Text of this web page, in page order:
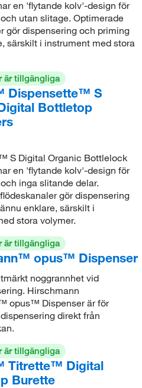
en 'flytande kolv'-design för
utan slitage. Optimerade
gör dispensering och priming
särskilt i instrument med stora
är tillgängliga
Dispensette™ S
Bottletop
S Digital Organic Bottlelock
en 'flytande kolv'-design för
inga slitande delar.
gör dispensering
enklare, särskilt i
stora volymer.
är tillgängliga
opus™ Dispenser
noggrannhet vid
Hirschmann
opus™ Dispenser är för
direkt från
är tillgängliga
Titrette™ Digital
Burette